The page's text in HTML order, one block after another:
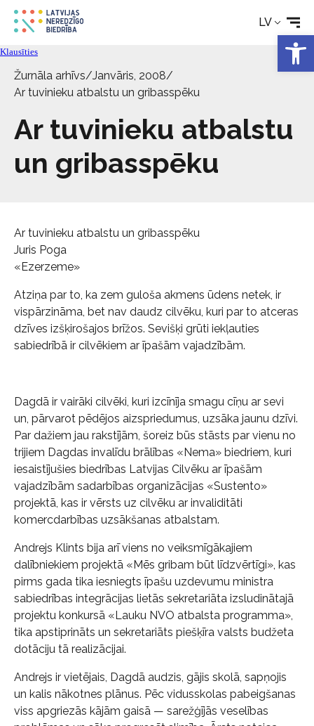
LV
Aktualitātes
Pakalpojumi
Kontakti
Klausīties
Žurnāla arhīvs/Janvāris, 2008/
Ar tuvinieku atbalstu un gribasspēku
Ar tuvinieku atbalstu
un gribasspēku
Ar tuvinieku atbalstu un gribasspēku
Juris Poga
«Ezerzeme»
Atziņa par to, ka zem guloša akmens ūdens netek, ir
vispārzināma, bet nav daudz cilvēku, kuri par to atceras
dzīves izšķirošajos brīžos. Sevišķi grūti iekļauties
sabiedrībā ir cilvēkiem ar īpašām vajadzībām.
Dagdā ir vairāki cilvēki, kuri izcīnīja smagu cīņu ar sevi
un, pārvarot pēdējos aizspriedumus, uzsāka jaunu dzīvi.
Par dažiem jau rakstījām, šoreiz būs stāsts par vienu no
trijiem Dagdas invalīdu brālības «Nema» biedriem, kuri
iesaistījušies biedrības Latvijas Cilvēku ar īpašām
vajadzībām sadarbības organizācijas «Sustento»
projektā, kas ir vērsts uz cilvēku ar invaliditāti
komercdarbības uzsākšanas atbalstam.
Andrejs Klints bija arī viens no veiksmīgākajiem
dalībniekiem projektā «Mēs gribam būt līdzvērtīgi», kas
pirms gada tika iesniegts īpašu uzdevumu ministra
sabiedrības integrācijas lietās sekretariāta izsludinātajā
projektu konkursā «Lauku NVO atbalsta programma»,
tika apstiprināts un sekretariāts piešķīra valsts budžeta
dotāciju tā realizācijai.
Andrejs ir vietējais, Dagdā audzis, gājis skolā, sapņojis
un kalis nākotnes plānus. Pēc vidusskolas pabeigšanas
viss apgriezās kājām gaisā — sarežģījās veselības